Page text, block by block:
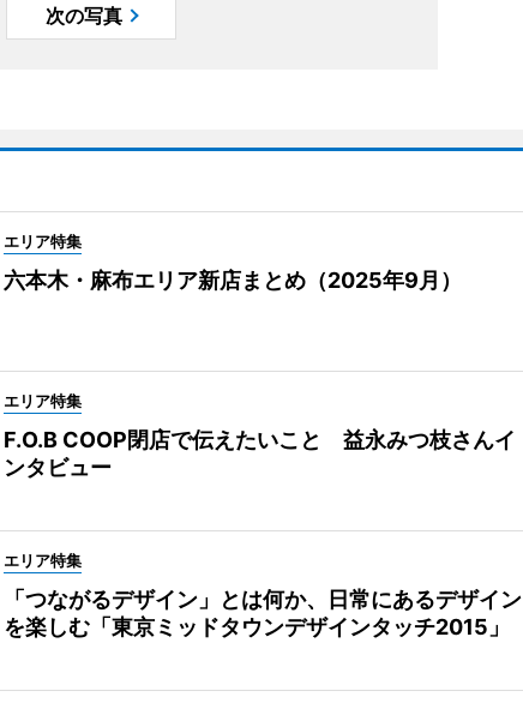
次の写真
エリア特集
六本木・麻布エリア新店まとめ（2025年9月）
エリア特集
F.O.B COOP閉店で伝えたいこと 益永みつ枝さんイ
ンタビュー
エリア特集
「つながるデザイン」とは何か、日常にあるデザイン
を楽しむ「東京ミッドタウンデザインタッチ2015」